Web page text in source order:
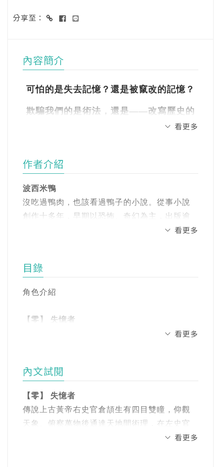
分享至：
內容簡介
可怕的是失去記憶？還是被竄改的記憶？
欺騙我們的是術法，還是——改寫歷史的
日治時期臺灣最強詩社──「櫟社」詩人化身異
生死皆可重寫。
日治初期，殖民政府在臺灣逐步鞏固統治，各
臺灣的人們，在時代變動中摸索方向，調適新
一名失憶少年於大肚山雪中甦醒，被四靈宮前
位少女在吳家大宅前離奇自縊，目仔卻目睹黑
影般的怪物出入宅邸。此後，他成了唯一能見
看更多
作者介紹
波西米鴨
沒吃過鴨肉，也該看過鴨子的小說。從事小說
創作十多年，早期以恐怖、奇幻為主，出版逾
二十本書，亦有零星散文、詩、劇本、華文俳
社、整理祖先文物影像資料，也致力於將台灣
由小說的故事，讓更多人知道櫟社，以及對於
看更多
目錄
角色介紹
【零】 失憶者
2 命案
4 活鬼
看更多
內文試閱
【零】 失憶者
傳說上古黃帝右史官倉頡生有四目雙瞳，仰觀
天象、俯察萬物後通達天地間術理，在左史官
沮誦的協助下創造出了人類第一批文字。文字
看更多